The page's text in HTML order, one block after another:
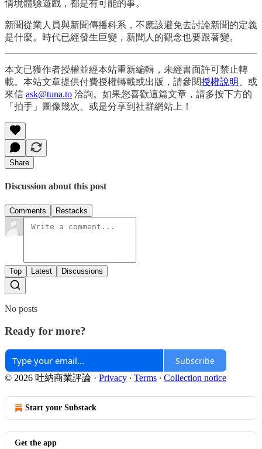
情境體驗遊戲，都是有可能的事。
新聞從業人員與新聞傳播科系，不應該避免去討論新聞的定義
是什麼。時代已經發生巨變，新聞人的觀念也要跟著變。
本文已獲作者授權並經本站重新編輯，未經書面許可禁止轉
載。本站文章提供付費授權轉載或出版，請參閱授權說明
、或
來信 ask@tuna.to 洽詢。如果您喜歡這篇文章，請多按下方的
「拍手」圖像幾次、或是分享到社群網站上！
Share
Discussion about this post
Comments Restacks
Top Latest Discussions
No posts
Ready for more?
Subscribe
© 2026 吐納商業評論 · Privacy ∙ Terms ∙ Collection notice
Start your Substack
Get the app